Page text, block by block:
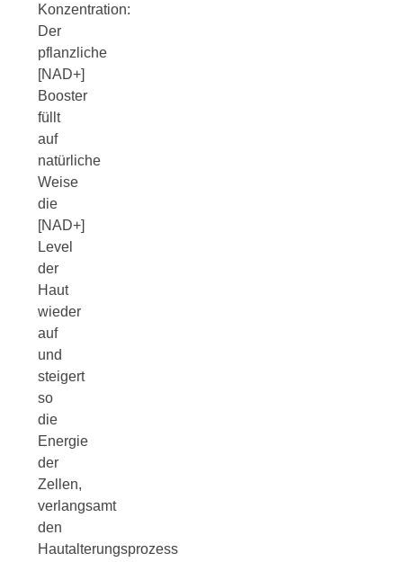
Konzentration:
Der
pflanzliche
[NAD+]
Booster
füllt
auf
natürliche
Weise
die
[NAD+]
Level
der
Haut
wieder
auf
und
steigert
so
die
Energie
der
Zellen,
verlangsamt
den
Hautalterungsprozess